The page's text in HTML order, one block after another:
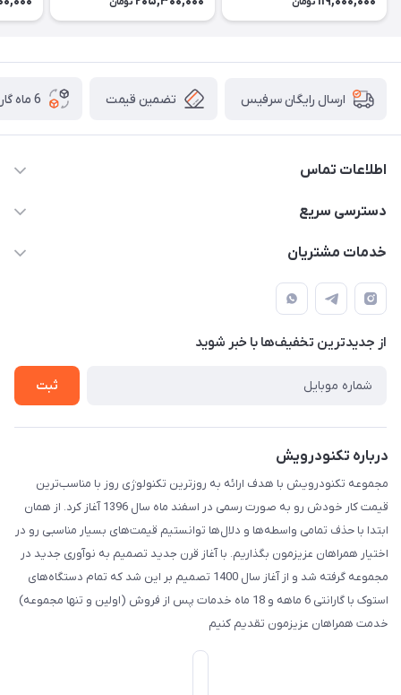
ارسال رایگان سرفیس تضمین قیمت 6 ماه گارانتی تعویض
اطلاعات تماس
021-91301521
info@technodarvish.com
خیابان فاطمی ، بعد از کاج ، پلاک 103
دسترسی سریع
حساب کاربری
لیست محصولات
درباره ما
خدمات مشتریان
شرایط گارانتی
حریم خصوصی
از جدید‌ترین تخفیف‌ها با‌ خبر شوید
ثبت
درباره تکنودرویش
مجموعه تکنودرویش با هدف ارائه به روزترین تکنولوژی روز با مناسب‌ترین
قیمت کار خودش رو به صورت رسمی در اسفند ماه سال 1396 آغاز کرد. از همان
ابتدا با حذف تمامی واسطه‌ها و دلال‌ها توانستیم قیمت‌های بسیار مناسبی رو در
اختیار همراهان عزیزمون بگذاریم. با آغاز قرن جدید تصمیم به نوآوری جدید در
مجموعه گرفته شد و از آغاز سال 1400 تصمیم بر این شد که تمام دستگاه‌های
استوک با گارانتی 6 ماهه و 18 ماه خدمات پس از فروش (اولین و تنها مجموعه)
خدمت همراهان عزیزمون تقدیم کنیم